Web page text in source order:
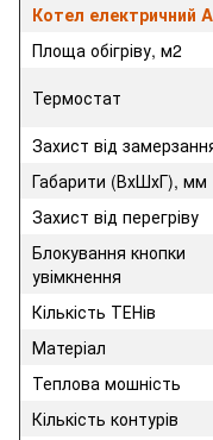
Котел електричний
Площа обігріву, м2
Термостат
Захист від
Габарити (ВхШхГ), мм
Захист від перегріву
Блокування кнопки
увімкнення
Кількість ТЕНів
Матеріал
Теплова мошність
Кількість контурів